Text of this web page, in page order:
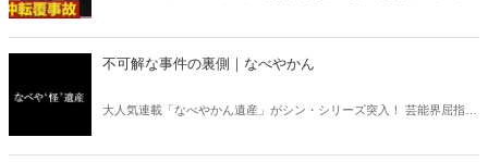
不可解な事件の裏側｜なべやかん
大人気連載「なべやかん遺産」がシン・シリーズ突入！ 芸能界屈指の